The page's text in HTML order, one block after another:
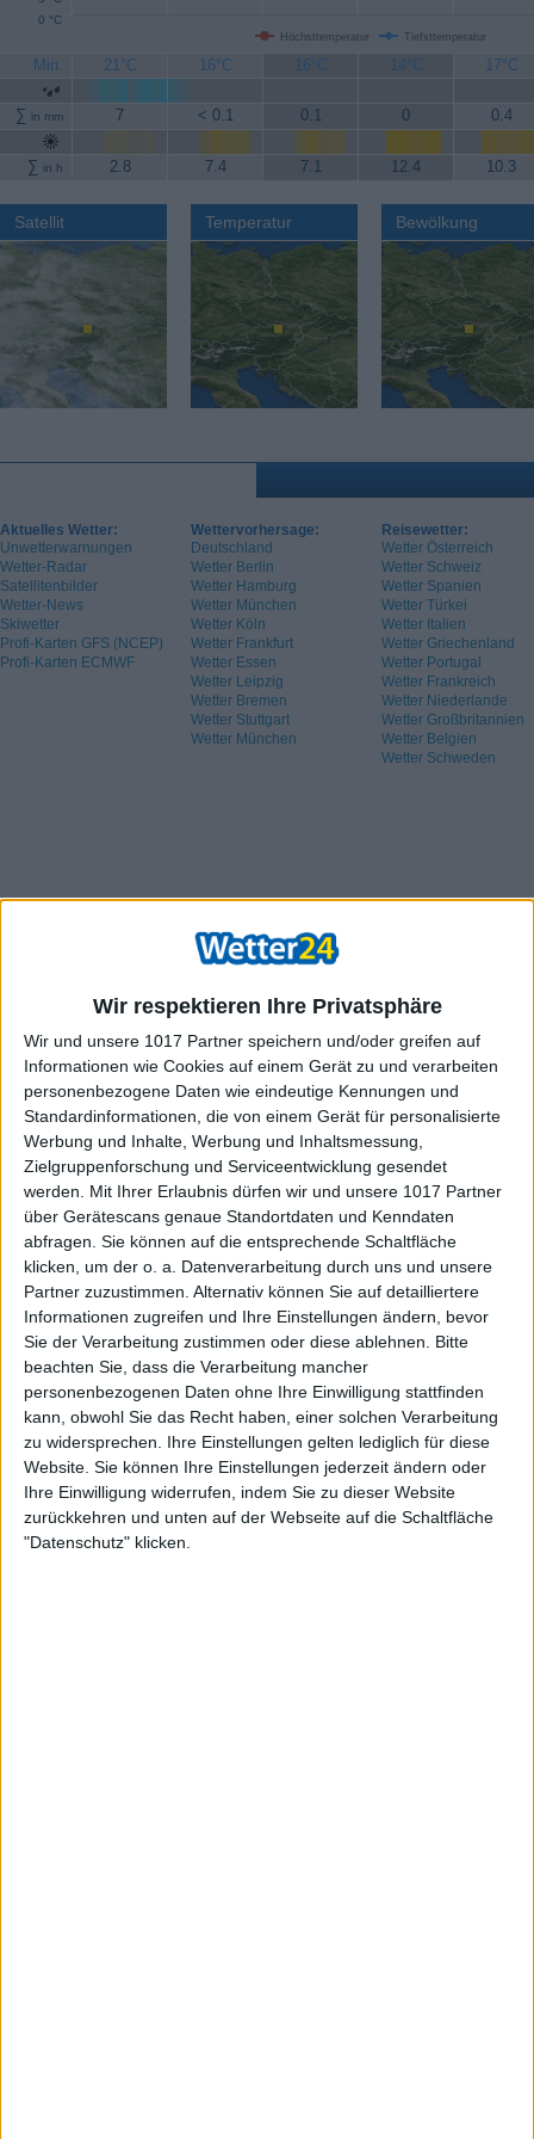
Wir respektieren Ihre Privatsphäre
Wir und unsere 1017 Partner speichern und/oder greifen auf
Informationen wie Cookies auf einem Gerät zu und verarbeiten
personenbezogene Daten wie eindeutige Kennungen und
Standardinformationen, die von einem Gerät für personalisierte
Werbung und Inhalte, Werbung und Inhaltsmessung,
Zielgruppenforschung und Serviceentwicklung gesendet
werden.
Mit Ihrer Erlaubnis dürfen wir und unsere 1017 Partner
über Gerätescans genaue Standortdaten und Kenndaten
abfragen. Sie können auf die entsprechende Schaltfläche
klicken, um der o. a. Datenverarbeitung durch uns und unsere
Partner zuzustimmen. Alternativ können Sie auf detailliertere
Informationen zugreifen und Ihre Einstellungen ändern, bevor
Sie der Verarbeitung zustimmen oder diese ablehnen.
Bitte
beachten Sie, dass die Verarbeitung mancher
personenbezogenen Daten ohne Ihre Einwilligung stattfinden
kann, obwohl Sie das Recht haben, einer solchen Verarbeitung
zu widersprechen. Ihre Einstellungen gelten lediglich für diese
Website. Sie können Ihre Einstellungen jederzeit ändern oder
Ihre Einwilligung widerrufen, indem Sie zu dieser Website
zurückkehren und unten auf der Webseite auf die Schaltfläche
"Datenschutz" klicken.
Höchsttemperatur Tiefsttemperatur
0 °C
Min. 21°C 16°C 16°C 14°C 17°C
∑ in mm 7 < 0.1 0.1 0 0.4
∑ in h 2.8 7.4 7.1 12.4 10.3
Satellit Temperatur Bewölkung
Aktuelles Wetter:
Unwetterwarnungen
Wetter-Radar
Satellitenbilder
Wetter-News
Skiwetter
Profi-Karten GFS (NCEP)
Profi-Karten ECMWF
Wettervorhersage:
Deutschland
Wetter Berlin
Wetter Hamburg
Wetter München
Wetter Köln
Wetter Frankfurt
Wetter Essen
Wetter Leipzig
Wetter Bremen
Wetter Stuttgart
Wetter München
Reisewetter:
Wetter Österreich
Wetter Schweiz
Wetter Spanien
Wetter Türkei
Wetter Italien
Wetter Griechenland
Wetter Portugal
Wetter Frankreich
Wetter Niederlande
Wetter Großbritannien
Wetter Belgien
Wetter Schweden